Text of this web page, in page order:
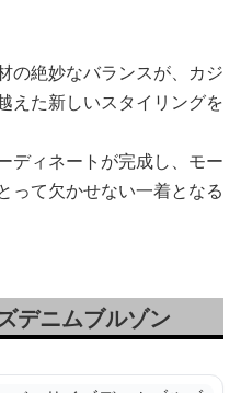
の絶妙なバランスが、カジ
えた新しいスタイリングを
ディネートが完成し、モー
って欠かせない一着となる
デニムブルゾン